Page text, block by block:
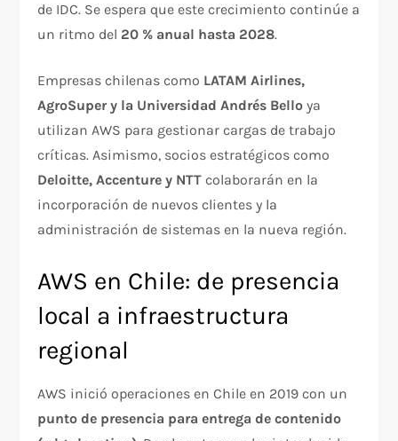
de IDC. Se espera que este crecimiento continúe a
un ritmo del 20 % anual hasta 2028.
Empresas chilenas como LATAM Airlines,
AgroSuper y la Universidad Andrés Bello ya
utilizan AWS para gestionar cargas de trabajo
críticas. Asimismo, socios estratégicos como
Deloitte, Accenture y NTT colaborarán en la
incorporación de nuevos clientes y la
administración de sistemas en la nueva región.
AWS en Chile: de presencia
local a infraestructura
regional
AWS inició operaciones en Chile en 2019 con un
punto de presencia para entrega de contenido